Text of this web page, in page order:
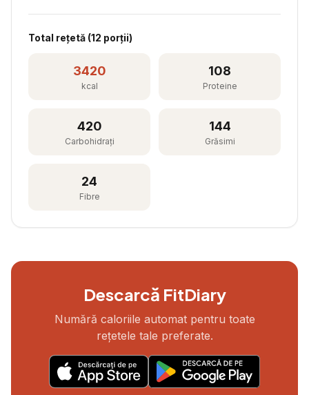
Total rețetă (12 porții)
3420
kcal
108
Proteine
420
Carbohidrați
144
Grăsimi
24
Fibre
Descarcă FitDiary
Numără caloriile automat pentru toate
rețetele tale preferate.